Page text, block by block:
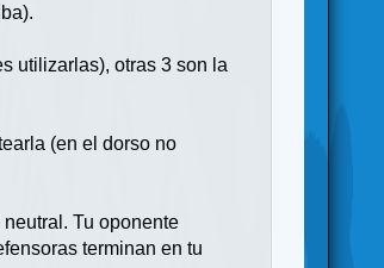
utilizarlas), otras 3 son la
(en el dorso no
Tu oponente
terminan en tu